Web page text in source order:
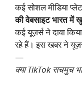
कई सोशल मीडिया
की वेबसाइट भारत में
कई यूज़र्स ने दावा
रहे हैं। इस खबर ने
—
क्या TikTok सचमुच